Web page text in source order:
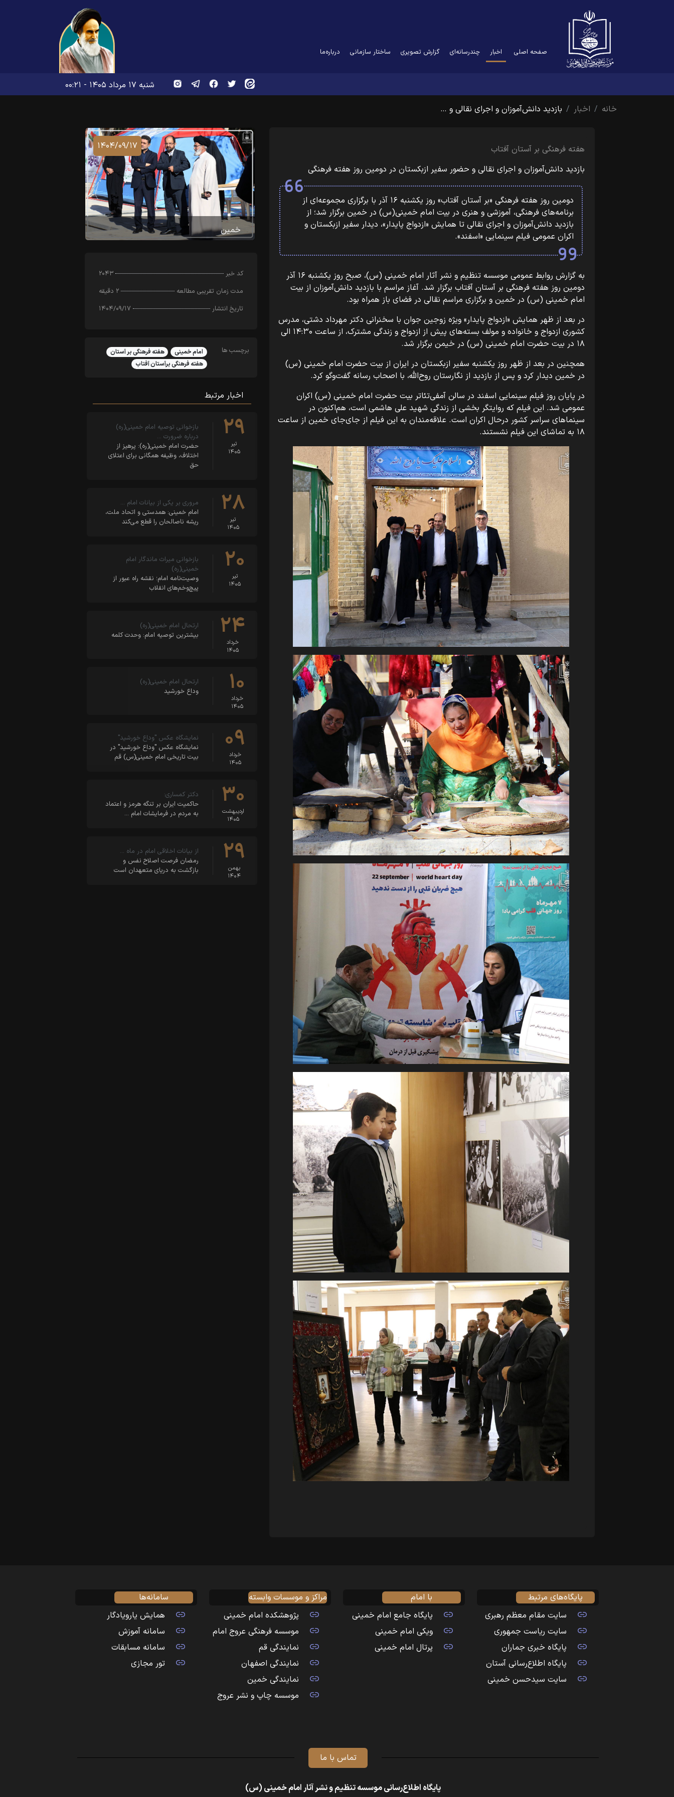
صفحه اصلی اخبار چندرسانه‌ای گزارش تصویری ساختار سازمانی درباره‌ما
شنبه ۱۷ مرداد ۱۴۰۵ - ۰۰:۲۱
خانه
اخبار بازدید دانش‌آموزان و اجرای نقالی و …
هفته فرهنگی بر آستان آفتاب
بازدید دانش‌آموزان و اجرای نقالی و حضور سفیر ازبکستان در دومین روز هفته فرهنگی
دومین روز هفته فرهنگی «بر آستان آفتاب» روز یکشنبه ۱۶ آذر با برگزاری مجموعه‌ای از
برنامه‌های فرهنگی، آموزشی و هنری در بیت امام خمینی(س) در خمین برگزار شد؛ از
بازدید دانش‌آموزان و اجرای نقالی تا همایش «ازدواج پایدار»، دیدار سفیر ازبکستان و
اکران عمومی فیلم سینمایی «اسفند».
به گزارش روابط عمومی موسسه تنظیم و نشر آثار امام خمینی (س)، صبح روز یکشنبه ۱۶ آذر
دومین روز هفته فرهنگی بر آستان آفتاب برگزار شد. آغاز مراسم با بازدید دانش‌آموزان از بیت
امام خمینی (س) در خمین و برگزاری مراسم نقالی در فضای باز همراه بود.
در بعد از ظهر همایش «ازدواج پایدار» ویژه زوجین جوان با سخنرانی دکتر مهرداد دشتی، مدرس
کشوری ازدواج و خانواده و مولف بسته‌های پیش از ازدواج و زندگی مشترک، از ساعت ۱۴:۳۰ الی
۱۸ در بیت حضرت امام خمینی (س) در خیمن برگزار شد.
همچنین در بعد از ظهر روز یکشنبه سفیر ازبکستان در ایران از بیت حضرت امام خمینی (س)
در خمین دیدار کرد و پس از بازدید از نگارستان روح‌الله، با اصحاب رسانه گفت‌وگو کرد.
در پایان روز فیلم سینمایی اسفند در سالن آمفی‌تئاتر بیت حضرت امام خمینی (س) اکران
عمومی شد. این فیلم که روایتگر بخشی از زندگی شهید علی هاشمی است، هم‌اکنون در
سینماهای سراسر کشور درحال اکران است. علاقه‌مندان به این فیلم از جای‌جای خمین از ساعت
۱۸ به تماشای این فیلم نشستند.
۱۴۰۴/۰۹/۱۷
خمین
کد خبر
۲۰۴۳
مدت زمان تقریبی مطالعه
۲ دقیقه
تاریخ انتشار
۱۴۰۴/۰۹/۱۷
برچسب ها امام خمینی
هفته فرهنگی بر آستان
هفته فرهنگی برآستان آفتاب
اخبار مرتبط
۲۹
تیر
۱۴۰۵
بازخوانی توصیه امام خمینی(ره)
درباره ضرورت …
حضرت امام خمینی(ره): پرهیز از
اختلاف، وظیفه همگانی برای اعتلای
حق
۲۸
تیر
۱۴۰۵
مروری بر یکی از بیانات امام …
امام خمینی: همدستی و اتحاد ملت،
ریشه ناصالحان را قطع می‌کند
۲۰
تیر
۱۴۰۵
بازخوانی میراث ماندگار امام
خمینی(ره)
وصیت‌نامه امام؛ نقشه راه عبور از
پیچ‌وخم‌های انقلاب
۲۴
خرداد
۱۴۰۵
ارتحال امام خمینی(ره)
بیشترین توصیه امام: وحدت کلمه
۱۰
خرداد
۱۴۰۵
ارتحال امام خمینی(ره)
وداع خورشید
۰۹
خرداد
۱۴۰۵
نمایشگاه عکس "وداع خورشید"
نمایشگاه عکس "وداع خورشید" در
بیت‌ تاریخی امام خمینی(س) قم
۳۰
اردیبهشت
۱۴۰۵
دکتر کمساری:
حاکمیت ایران بر تنگه هرمز و اعتماد
به مردم در فرمایشات امام …
۲۹
بهمن
۱۴۰۴
از بیانات اخلاقی امام در ماه …
رمضان فرصت اصلاح نفس و
بازگشت به دریای متعهدان است
پایگاه‌های مرتبط
سایت مقام معظم رهبری
سایت ریاست جمهوری
پایگاه خبری جماران
پایگاه اطلاع‌رسانی آستان
سایت سیدحسن خمینی
با امام
پایگاه جامع امام خمینی
ویکی امام خمینی
پرتال امام خمینی
مراکز و موسسات وابسته
پژوهشکده امام خمینی
موسسه فرهنگی عروج امام
نمایندگی قم
نمایندگی اصفهان
نمایندگی خمین
موسسه چاپ و نشر عروج
سامانه‌ها
همایش یارویادگار
سامانه آموزش
سامانه مسابقات
تور مجازی
تماس با ما
پایگاه اطلاع‌رسانی موسسه تنظیم و نشر آثار امام خمینی (س)